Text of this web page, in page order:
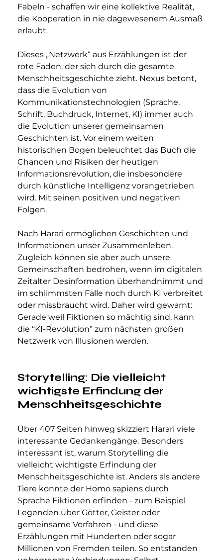
Fabeln - schaffen wir eine kollektive Realität,
die Kooperation in nie dagewesenem Ausmaß
erlaubt.
Dieses „Netzwerk“ aus Erzählungen ist der
rote Faden, der sich durch die gesamte
Menschheitsgeschichte zieht. Nexus betont,
dass die Evolution von
Kommunikationstechnologien (Sprache,
Schrift, Buchdruck, Internet, KI) immer auch
die Evolution unserer gemeinsamen
Geschichten ist. Vor einem weiten
historischen Bogen beleuchtet das Buch die
Chancen und Risiken der heutigen
Informationsrevolution, die insbesondere
durch künstliche Intelligenz vorangetrieben
wird. Mit seinen positiven und negativen
Folgen.
Nach Harari ermöglichen Geschichten und
Informationen unser Zusammenleben.
Zugleich können sie aber auch unsere
Gemeinschaften bedrohen, wenn im digitalen
Zeitalter Desinformation überhandnimmt und
im schlimmsten Falle noch durch KI verbreitet
oder missbraucht wird. Daher wird gewarnt:
Gerade weil Fiktionen so mächtig sind, kann
die “KI-Revolution” zum nächsten großen
Netzwerk von Illusionen werden.
Storytelling: Die vielleicht
wichtigste Erfindung der
Menschheitsgeschichte
Über 407 Seiten hinweg skizziert Harari viele
interessante Gedankengänge. Besonders
interessant ist, warum Storytelling die
vielleicht wichtigste Erfindung der
Menschheitsgeschichte ist. Anders als andere
Tiere konnte der Homo sapiens durch
Sprache Fiktionen erfinden - zum Beispiel
Legenden über Götter, Geister oder
gemeinsame Vorfahren - und diese
Erzählungen mit Hunderten oder sogar
Millionen von Fremden teilen. So entstanden